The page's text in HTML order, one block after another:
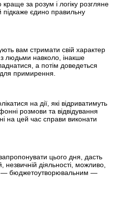
краще за розум і логіку розгляне
підкаже єдино правильну
вам стримати свій характер
людьми навколо, інакше
а потім доведеться
примирення.
на дії, які відриватимуть
розмови та відвідування
на цей час справи виконати
цього дня, дасть
діяльності, можливо,
— бюджетоутворювальним —